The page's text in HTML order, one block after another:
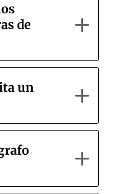
de
un